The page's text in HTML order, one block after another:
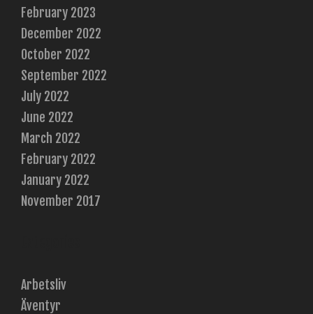
February 2023
December 2022
October 2022
September 2022
July 2022
June 2022
March 2022
February 2022
January 2022
November 2017
Arbetsliv
Äventyr